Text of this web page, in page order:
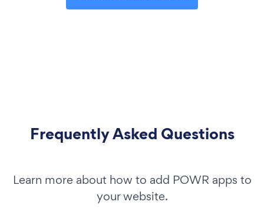
Frequently Asked Questions
Learn more about how to add POWR apps to
your website.